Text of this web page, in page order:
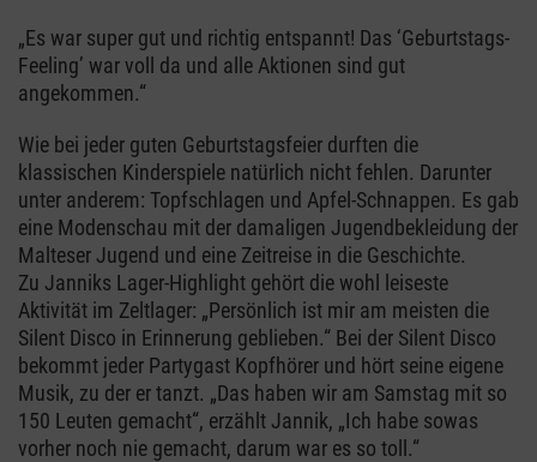
„Es war super gut und richtig entspannt! Das ‘Geburtstags-
Feeling’ war voll da und alle Aktionen sind gut
angekommen.“
Wie bei jeder guten Geburtstagsfeier durften die
klassischen Kinderspiele natürlich nicht fehlen. Darunter
unter anderem: Topfschlagen und Apfel-Schnappen. Es gab
eine Modenschau mit der damaligen Jugendbekleidung der
Malteser Jugend und eine Zeitreise in die Geschichte.
Zu Janniks Lager-Highlight gehört die wohl leiseste
Aktivität im Zeltlager: „Persönlich ist mir am meisten die
Silent Disco in Erinnerung geblieben.“ Bei der Silent Disco
bekommt jeder Partygast Kopfhörer und hört seine eigene
Musik, zu der er tanzt. „Das haben wir am Samstag mit so
150 Leuten gemacht“, erzählt Jannik, „Ich habe sowas
vorher noch nie gemacht, darum war es so toll.“